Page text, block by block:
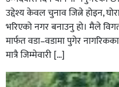
भिक्षा मागेर कारमा घुम्ने
फर्कने सर्तमा रिहा,
उद्देश्य केवल चुनाव जित्ने होइन,
भरिएको नगर बनाउनु हो। मैले
मार्फत वडा–वडामा पुगेर
मात्रै जिम्मेवारी […]